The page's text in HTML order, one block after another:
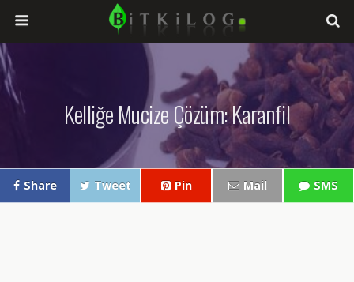
Kelliğe Mucize Çözüm: Karanfil
Share Tweet Pin Mail SMS